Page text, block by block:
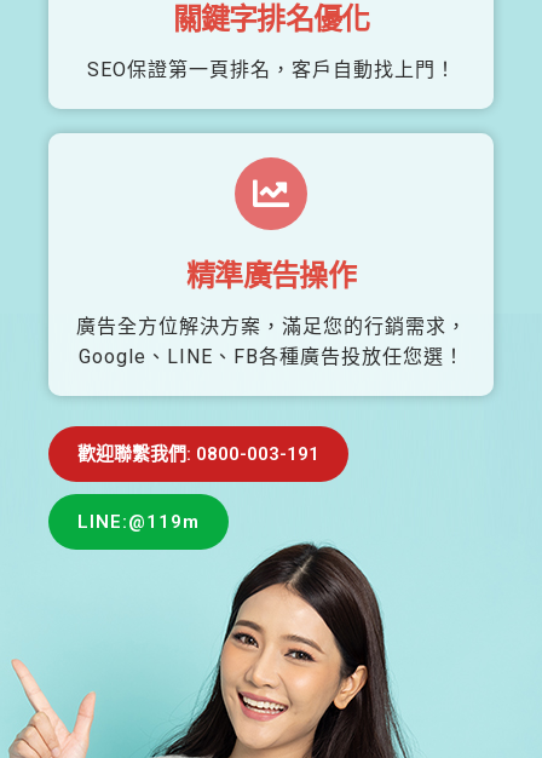
關鍵字排名優化
SEO保證第一頁排名，客戶自動找上門！
精準廣告操作
廣告全方位解決方案，滿足您的行銷需求，
Google、LINE、FB各種廣告投放任您選！
歡迎聯繫我們: 0800-003-191
LINE:@119m